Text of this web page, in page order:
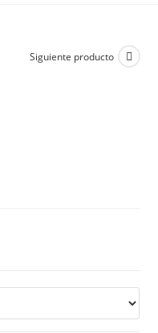
Siguiente producto